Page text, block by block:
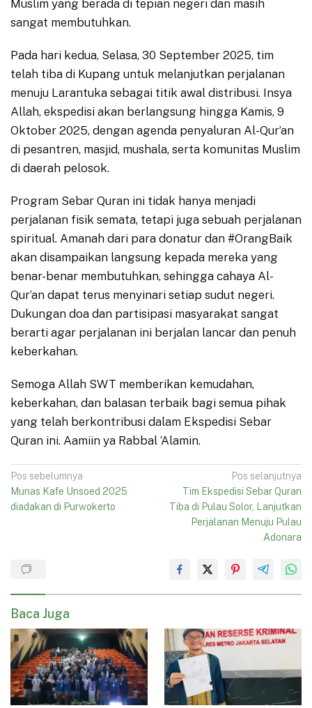
Muslim yang berada di tepian negeri dan masih
sangat membutuhkan.
Pada hari kedua, Selasa, 30 September 2025, tim
telah tiba di Kupang untuk melanjutkan perjalanan
menuju Larantuka sebagai titik awal distribusi. Insya
Allah, ekspedisi akan berlangsung hingga Kamis, 9
Oktober 2025, dengan agenda penyaluran Al-Qur’an
di pesantren, masjid, mushala, serta komunitas Muslim
di daerah pelosok.
Program Sebar Quran ini tidak hanya menjadi
perjalanan fisik semata, tetapi juga sebuah perjalanan
spiritual. Amanah dari para donatur dan #OrangBaik
akan disampaikan langsung kepada mereka yang
benar-benar membutuhkan, sehingga cahaya Al-
Qur’an dapat terus menyinari setiap sudut negeri.
Dukungan doa dan partisipasi masyarakat sangat
berarti agar perjalanan ini berjalan lancar dan penuh
keberkahan.
Semoga Allah SWT memberikan kemudahan,
keberkahan, dan balasan terbaik bagi semua pihak
yang telah berkontribusi dalam Ekspedisi Sebar
Quran ini. Aamiin ya Rabbal ‘Alamin.
Navigasi
pos
Pos sebelumnya
Munas Kafe Unsoed 2025
diadakan di Purwokerto
Pos selanjutnya
Tim Ekspedisi Sebar Quran
Tiba di Pulau Solor, Lanjutkan
Perjalanan Menuju Pulau
Adonara
Baca Juga